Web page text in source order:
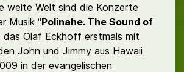
weite Welt sind die Konzerte
Musik "Polinahe. The Sound of
das Olaf Eckhoff erstmals mit
John und Jimmy aus Hawaii
in der evangelischen